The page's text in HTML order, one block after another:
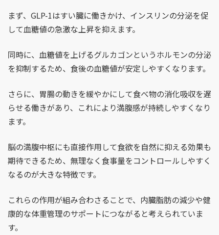
まず、GLP-1はすい臓に働きかけ、インスリンの分泌を促
して血糖値の急激な上昇を抑えます。
同時に、血糖値を上げるグルカゴンというホルモンの分泌
を抑制するため、食後の血糖値が安定しやすくなります。
さらに、胃腸の動きを緩やかにして食べ物の消化吸収を遅
らせる働きがあり、これにより満腹感が持続しやすくなり
ます。
脳の満腹中枢にも直接作用して食欲を自然に抑える効果も
期待できるため、無理なく食事量をコントロールしやすく
なるのが大きな特徴です。
これらの作用が組み合わさることで、内臓脂肪の減少や健
康的な体重管理のサポートにつながると考えられていま
す。